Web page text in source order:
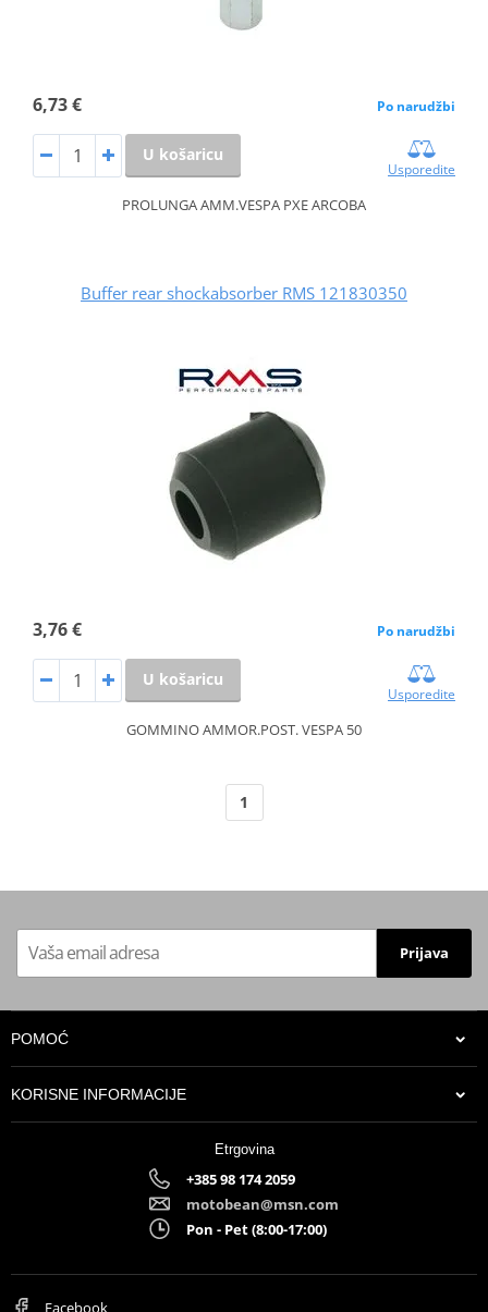
6,73 € Po narudžbi
U košaricu
Usporedite
PROLUNGA AMM.VESPA PXE ARCOBA
Buffer rear shockabsorber RMS 121830350
3,76 € Po narudžbi
U košaricu
Usporedite
GOMMINO AMMOR.POST. VESPA 50
1
Prijava
POMOĆ
KORISNE INFORMACIJE
Etrgovina
+385 98 174 2059
motobean@msn.com
Pon - Pet (8:00-17:00)
Facebook